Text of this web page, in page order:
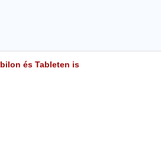
és Tableten is